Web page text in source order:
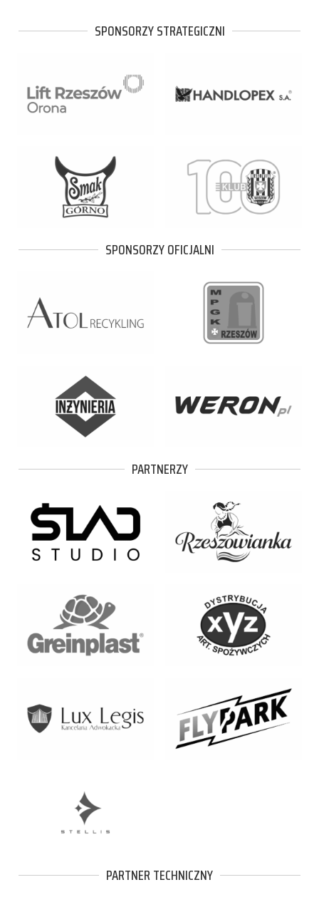
SPONSORZY STRATEGICZNI
SPONSORZY OFICJALNI
PARTNERZY
PARTNER TECHNICZNY